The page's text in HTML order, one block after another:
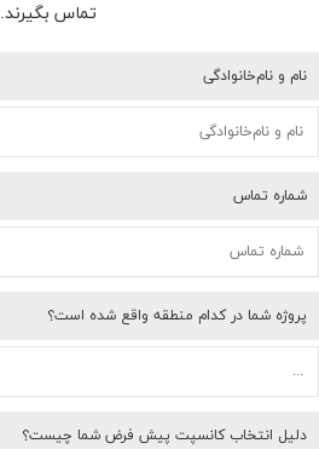
تماس بگیرند.
نام و نام‌خانوادگی
شماره تماس
پروژه شما در کدام منطقه واقع شده است؟
دلیل انتخاب کانسپت پیش فرض شما چیست؟